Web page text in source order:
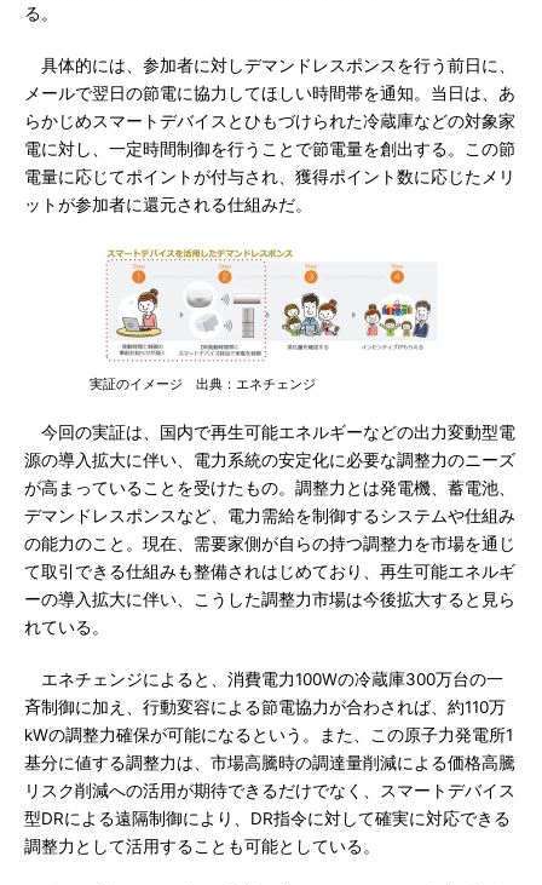
る。
具体的には、参加者に対しデマンドレスポンスを行う前日に、
メールで翌日の節電に協力してほしい時間帯を通知。当日は、あ
らかじめスマートデバイスとひもづけられた冷蔵庫などの対象家
電に対し、一定時間制御を行うことで節電量を創出する。この節
電量に応じてポイントが付与され、獲得ポイント数に応じたメリ
ットが参加者に還元される仕組みだ。
実証のイメージ 出典：エネチェンジ
今回の実証は、国内で再生可能エネルギーなどの出力変動型電
源の導入拡大に伴い、電力系統の安定化に必要な調整力のニーズ
が高まっていることを受けたもの。調整力とは発電機、蓄電池、
デマンドレスポンスなど、電力需給を制御するシステムや仕組み
の能力のこと。現在、需要家側が自らの持つ調整力を市場を通じ
て取引できる仕組みも整備されはじめており、再生可能エネルギ
ーの導入拡大に伴い、こうした調整力市場は今後拡大すると見ら
れている。
エネチェンジによると、消費電力100Wの冷蔵庫300万台の一
斉制御に加え、行動変容による節電協力が合わされば、約110万
kWの調整力確保が可能になるという。また、この原子力発電所1
基分に値する調整力は、市場高騰時の調達量削減による価格高騰
リスク削減への活用が期待できるだけでなく、スマートデバイス
型DRによる遠隔制御により、DR指令に対して確実に対応できる
調整力として活用することも可能としている。